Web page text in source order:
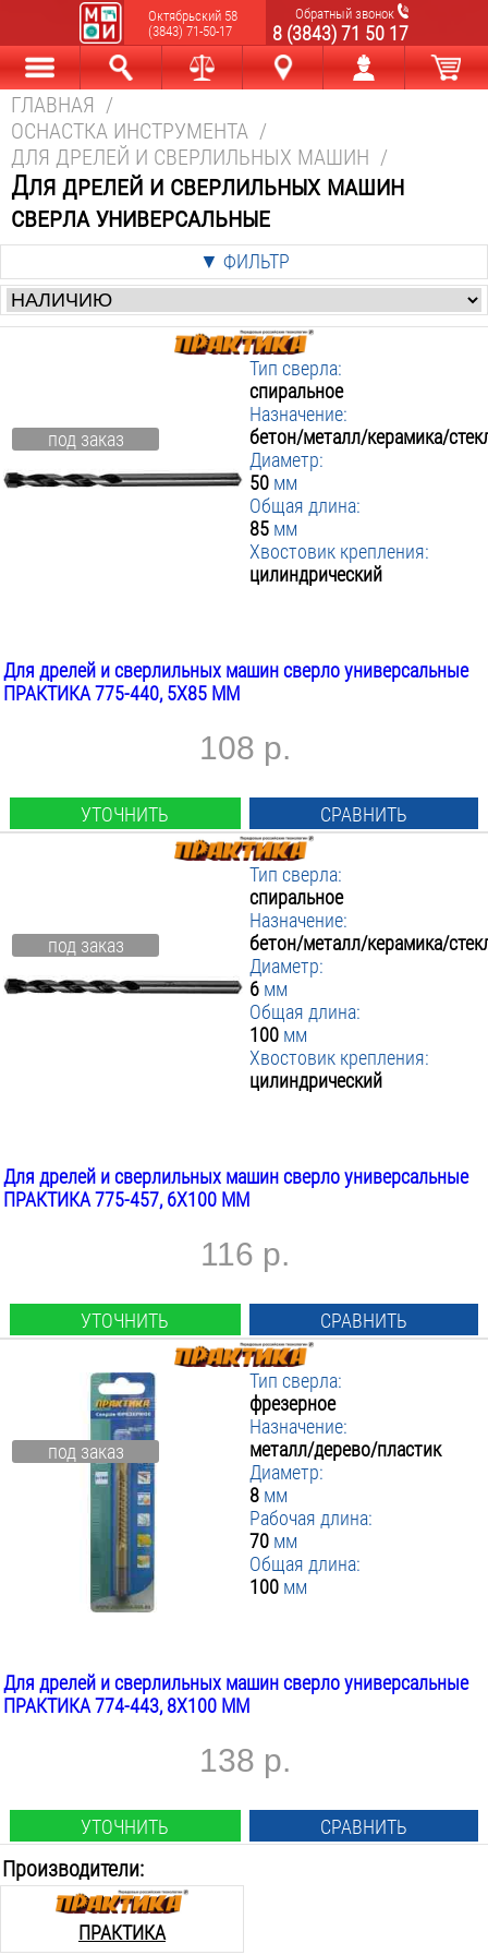
Октябрьский 58
(3843) 71-50-17
Обратный звонок
8 (3843) 71 50 17
Каталог Найти
ГЛАВНАЯ /
ОСНАСТКА ИНСТРУМЕНТА /
ДЛЯ ДРЕЛЕЙ И СВЕРЛИЛЬНЫХ МАШИН /
Для дрелей и сверлильных машин
сверла универсальные
▼ ФИЛЬТР
Цена:
от
р. до р.
▼ Тип сверла:
Спиральное
▼ Назначение:
Бетон/металл/керамика/стекло/пвх
до
1
ПРИМЕНИТЬ ФИЛЬТР
под заказ
Тип сверла:
спиральное
Назначение:
бетон/металл/керамика/
Диаметр:
50 мм
Общая длина:
85 мм
Хвостовик крепления:
цилиндрический
Для дрелей и сверлильных машин сверло универсальные
ПРАКТИКА 775-440, 5Х85 ММ
108 р.
УТОЧНИТЬ СРАВНИТЬ
под заказ
Тип сверла:
спиральное
Назначение:
бетон/металл/керамика/
Диаметр:
6 мм
Общая длина:
100 мм
Хвостовик крепления:
цилиндрический
Для дрелей и сверлильных машин сверло универсальные
ПРАКТИКА 775-457, 6Х100 ММ
116 р.
УТОЧНИТЬ СРАВНИТЬ
под заказ
Тип сверла:
фрезерное
Назначение:
металл/дерево/пластик
Диаметр:
8 мм
Рабочая длина:
70 мм
Общая длина:
100 мм
Для дрелей и сверлильных машин сверло универсальные
ПРАКТИКА 774-443, 8X100 ММ
138 р.
УТОЧНИТЬ СРАВНИТЬ
Производители:
ПРАКТИКА